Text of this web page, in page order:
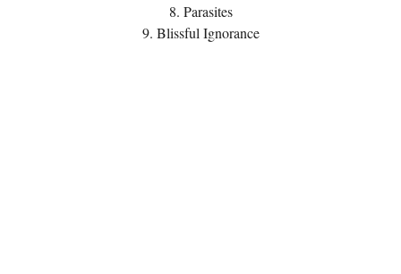
8. Parasites
9. Blissful Ignorance